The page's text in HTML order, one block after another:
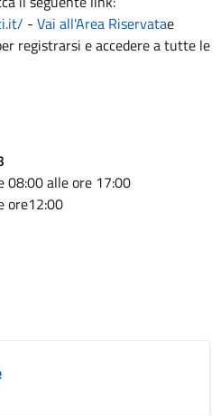
- Vai all'Area Riservatae
registrarsi e accedere a tutte le
08:00 alle ore 17:00
ore12:00